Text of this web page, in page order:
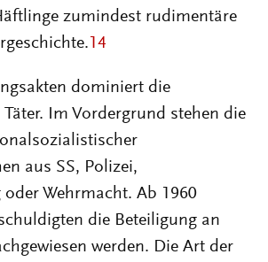
zumindest rudimentäre
14
dominiert die
Täter. Im Vordergrund stehen die
aus SS, Polizei,
Wehrmacht. Ab 1960
die Beteiligung an
werden. Die Art der